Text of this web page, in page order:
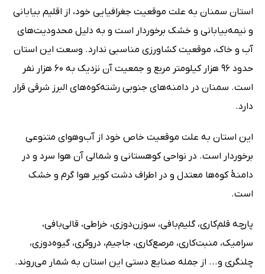
استان سمنان به علت موقعیت جغرافیایی خود، از اقلیم بیابانی
و نیمه‌بیابانی و خشک برخوردار است و به دلیل محدودیت‌های
آب و خاک، موقعیت کشاورزی مناسبی ندارد. وسعت این استان
حدود 96 هزار کیلومتر مربع و جمعیت آن نزدیک به 60 هزار نفر
است. سمنان در دامنه‌های جنوبی رشته‌کوه‌های البرز شرقی قرار
دارد.
این استان به علت موقعیت خاص خود از آب‌وهوای متنوعی
برخوردار است. در نواحی کوهستانی و شمالی آن هوا سرد و در
دامنۀ کوه‌ها معتدل و در اطراف دشت کویر هوا گرم و خشک
است.
پارچه قلم‌کاری، گلیم‌بافی، سوزن‌دوزی، خراطی، قالی‌بافی،
سرامیک، منبت‌کاری، مرصع‌کاری، جاجیم، دروگری، گیوه‌دوزی،
چلنگری و... از جمله صنایع دستی این استان به شمار می‌روند.